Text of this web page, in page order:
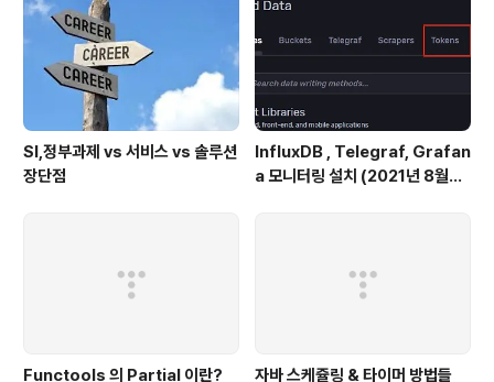
SI,정부과제 vs 서비스 vs 솔루션
장단점
InfluxDB , Telegraf, Grafan
a 모니터링 설치 (2021년 8월기
Functools 의 Partial 이란? 자바 스케쥴링 & 타이머 방법들